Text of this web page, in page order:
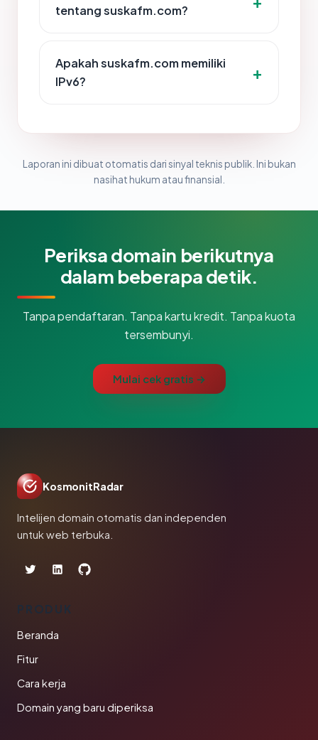
tentang suskafm.com?
Apakah suskafm.com memiliki
IPv6?
Laporan ini dibuat otomatis dari sinyal teknis publik. Ini bukan
nasihat hukum atau finansial.
Periksa domain berikutnya
dalam beberapa detik.
Tanpa pendaftaran. Tanpa kartu kredit. Tanpa kuota
tersembunyi.
Mulai cek gratis →
KosmonitRadar
Intelijen domain otomatis dan independen
untuk web terbuka.
PRODUK
Beranda
Fitur
Cara kerja
Domain yang baru diperiksa